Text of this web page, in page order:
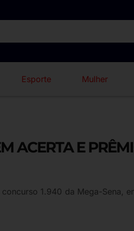
Esporte Mulher
ACERTA E
1.940 da Mega-Sena,